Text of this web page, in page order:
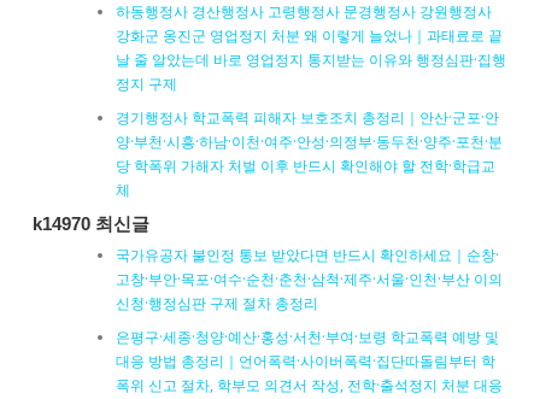
하동행정사 경산행정사 고령행정사 문경행정사 강원행정사
강화군 옹진군 영업정지 처분 왜 이렇게 늘었나｜과태료로 끝
날 줄 알았는데 바로 영업정지 통지받는 이유와 행정심판·집행
정지 구제
경기행정사 학교폭력 피해자 보호조치 총정리｜안산·군포·안
양·부천·시흥·하남·이천·여주·안성·의정부·동두천·양주·포천·분
당 학폭위 가해자 처벌 이후 반드시 확인해야 할 전학·학급교
체
k14970 최신글
국가유공자 불인정 통보 받았다면 반드시 확인하세요｜순창·
고창·부안·목포·여수·순천·춘천·삼척·제주·서울·인천·부산 이의
신청·행정심판 구제 절차 총정리
은평구·세종·청양·예산·홍성·서천·부여·보령 학교폭력 예방 및
대응 방법 총정리｜언어폭력·사이버폭력·집단따돌림부터 학
폭위 신고 절차, 학부모 의견서 작성, 전학·출석정지 처분 대응